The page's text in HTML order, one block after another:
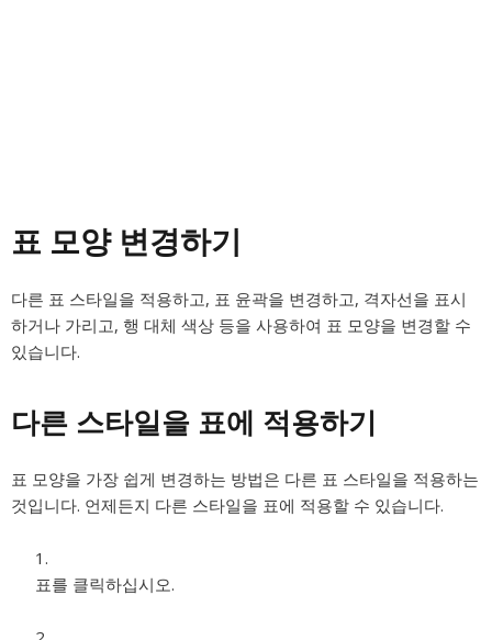
표 모양 변경하기
다른 표 스타일을 적용하고, 표 윤곽을 변경하고, 격자선을 표시
하거나 가리고, 행 대체 색상 등을 사용하여 표 모양을 변경할 수
있습니다.
다른 스타일을 표에 적용하기
표 모양을 가장 쉽게 변경하는 방법은 다른 표 스타일을 적용하는
것입니다. 언제든지 다른 스타일을 표에 적용할 수 있습니다.
표를 클릭하십시오.